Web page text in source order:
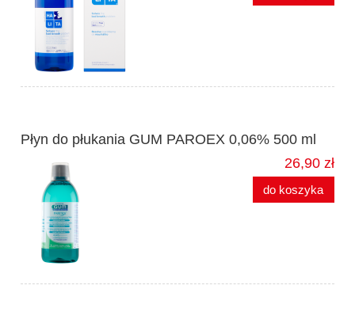
Płyn do płukania GUM PAROEX 0,06% 500 ml
26,90 zł
do koszyka